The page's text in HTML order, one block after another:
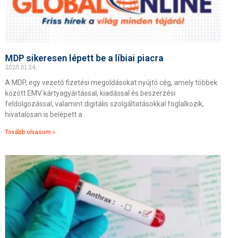
MDP sikeresen lépett be a líbiai piacra
2025.01.24.
A MDP, egy vezető fizetési megoldásokat nyújtó cég, amely többek
között EMV kártyagyártással, kiadással és beszerzési
feldolgozással, valamint digitális szolgáltatásokkal foglalkozik,
hivatalosan is belépett a
Tovább olvasom »